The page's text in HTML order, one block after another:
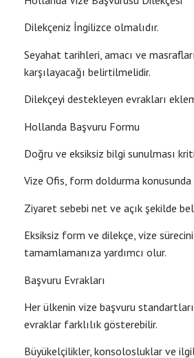
Dilekçeniz İngilizce olmalıdır.
Seyahat tarihleri, amacı ve
karşılayacağı belirtilmelidir.
Dilekçeyi destekleyen evrakları
Hollanda Başvuru Formu
Doğru ve eksiksiz bilgi sunulması
Vize Ofis, form doldurma konusunda
Ziyaret sebebi net ve açık şekilde
Eksiksiz form ve dilekçe, vize
tamamlamanıza yardımcı olur.
Başvuru Evrakları
Her ülkenin vize başvuru
evraklar farklılık gösterebilir.
Büyükelçilikler, konsolosluklar ve